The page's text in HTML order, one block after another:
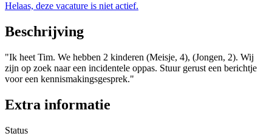
Helaas, deze vacature is niet actief.
Beschrijving
"Ik heet Tim. We hebben 2 kinderen (Meisje, 4), (Jongen, 2). Wij
zijn op zoek naar een incidentele oppas. Stuur gerust een berichtje
voor een kennismakingsgesprek."
Extra informatie
Status